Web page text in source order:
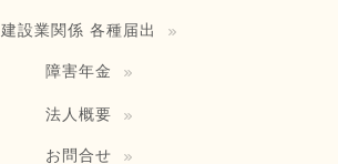
建設業関係 各種届出
障害年金
法人概要
お問合せ